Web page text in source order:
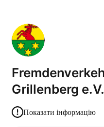
Grillenberg e.V.
Показати інформацію